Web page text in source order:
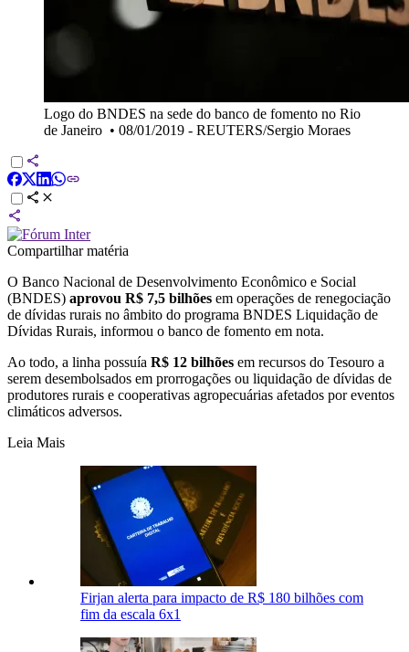
Logo do BNDES na sede do banco de fomento no Rio
de Janeiro • 08/01/2019 - REUTERS/Sergio Moraes
Compartilhar matéria
O Banco Nacional de Desenvolvimento Econômico e Social
(BNDES) aprovou R$ 7,5 bilhões em operações de renegociação
de dívidas rurais no âmbito do programa BNDES Liquidação de
Dívidas Rurais, informou o banco de fomento em nota.
Ao todo, a linha possuía R$ 12 bilhões em recursos do Tesouro a
serem desembolsados em prorrogações ou liquidação de dívidas de
produtores rurais e cooperativas agropecuárias afetados por eventos
climáticos adversos.
Leia Mais
Firjan alerta para impacto de R$ 180 bilhões com
fim da escala 6x1